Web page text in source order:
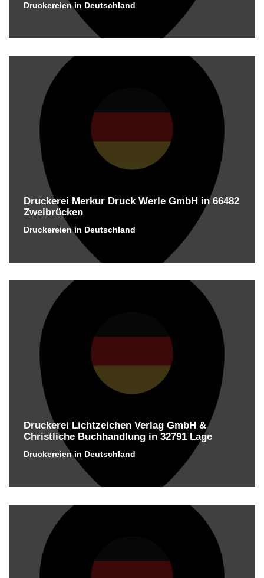
Druckereien in Deutschland
Druckerei Merkur Druck Werle GmbH in 66482
Zweibrücken
Druckereien in Deutschland
Druckerei Lichtzeichen Verlag GmbH &
Christliche Buchhandlung in 32791 Lage
Druckereien in Deutschland